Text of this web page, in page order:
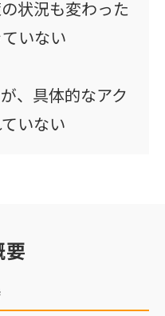
状況も変わった
いない
、具体的なアク
いない
要